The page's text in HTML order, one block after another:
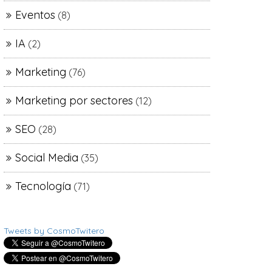
Eventos (8)
IA (2)
Marketing (76)
Marketing por sectores (12)
SEO (28)
Social Media (35)
Tecnología (71)
Tweets by CosmoTwitero